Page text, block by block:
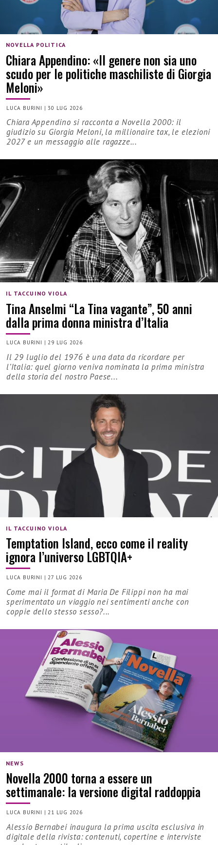
NOVELLA POLITICA
Chiara Appendino: «Il genere non sia uno
scudo per le politiche maschiliste di Giorgia
Meloni»
LUCA BURINI |30 LUG 2026
Chiara Appendino si racconta a Novella 2000: il
giudizio su Giorgia Meloni, la millionaire tax, le elezioni
2027 e un messaggio alle ragazze...
IL TACCUINO VIOLA
Tina Anselmi “La Tina vagante”, 50 anni
dalla prima donna ministra d’Italia
LUCA BURINI |29 LUG 2026
Il 29 luglio del 1976 è una data da ricordare per
l’Italia: quel giorno veniva nominata la prima ministra
della storia del nostro Paese...
IL TACCUINO VIOLA
Temptation Island, ecco come il reality
ignora l’universo LGBTQIA+
LUCA BURINI |27 LUG 2026
Come mai il format di Maria De Filippi non ha mai
sperimentato un viaggio nei sentimenti anche con
coppie dello stesso sesso?...
NEWS
Novella 2000 torna a essere un
settimanale: la versione digital raddoppia
LUCA BURINI |21 LUG 2026
Alessio Bernabei inaugura la prima uscita esclusiva in
digitale della rivista: contenuti, copertine e interviste